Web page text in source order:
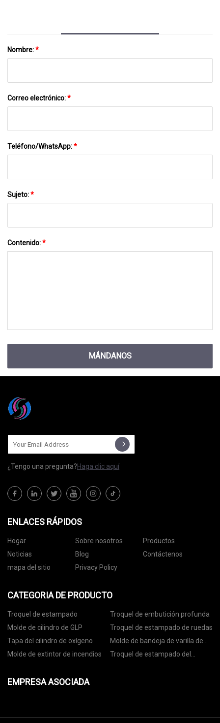
Nombre:*
Correo electrónico:*
Teléfono/WhatsApp:*
Sujeto:*
Contenido:*
MÁNDANOS
¿Tengo una pregunta?Haga clic aquí
ENLACES RÁPIDOS
Hogar Sobre nosotros
Productos
Noticias
Blog
Contáctenos
mapa del sitio
Privacy Policy
CATEGORIA DE PRODUCTO
Troquel de estampado
Troquel de embutición profunda
Molde de cilindro de GLP
Troquel de estampado de ruedas
Tapa del cilindro de oxígeno
Molde de bandeja de varilla de
anclaje
Molde de extintor de incendios
Troquel de estampado del
EMPRESA ASOCIADA